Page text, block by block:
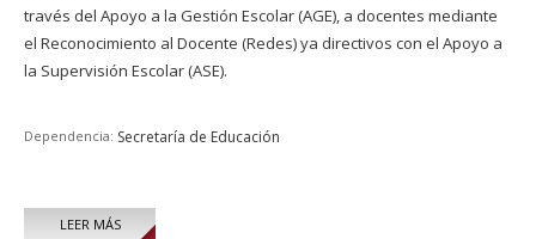
través del Apoyo a la Gestión Escolar (AGE), a docentes mediante
el Reconocimiento al Docente (Redes) ya directivos con el Apoyo a
la Supervisión Escolar (ASE).
Dependencia: Secretaría de Educación
LEER MÁS